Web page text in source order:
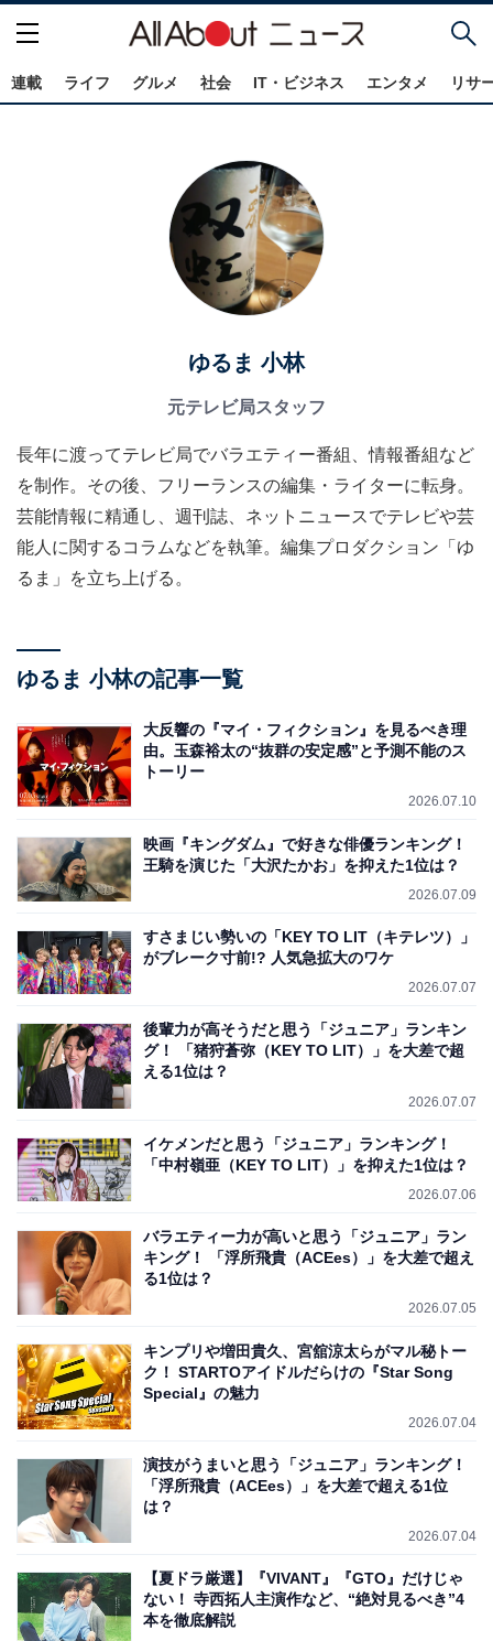
連載 ライフ グルメ 社会 IT・ビジネス エンタメ リサ
ゆるま 小林
元テレビ局スタッフ
長年に渡ってテレビ局でバラエティー番組、情報番組など
を制作。その後、フリーランスの編集・ライターに転身。
芸能情報に精通し、週刊誌、ネットニュースでテレビや芸
能人に関するコラムなどを執筆。編集プロダクション「ゆ
るま」を立ち上げる。
ゆるま 小林の記事一覧
大反響の『マイ・フィクション』を見るべき理
由。玉森裕太の“抜群の安定感”と予測不能のス
トーリー
2026.07.10
映画『キングダム』で好きな俳優ランキング！
王騎を演じた「大沢たかお」を抑えた1位は？
2026.07.09
すさまじい勢いの「KEY TO LIT（キテレツ）」
がブレーク寸前!? 人気急拡大のワケ
2026.07.07
後輩力が高そうだと思う「ジュニア」ランキン
グ！ 「猪狩蒼弥（KEY TO LIT）」を大差で超
える1位は？
2026.07.07
イケメンだと思う「ジュニア」ランキング！
「中村嶺亜（KEY TO LIT）」を抑えた1位は？
2026.07.06
バラエティー力が高いと思う「ジュニア」ラン
キング！ 「浮所飛貴（ACEes）」を大差で超え
る1位は？
2026.07.05
キンプリや増田貴久、宮舘涼太らがマル秘トー
ク！ STARTOアイドルだらけの『Star Song
Special』の魅力
2026.07.04
演技がうまいと思う「ジュニア」ランキング！
「浮所飛貴（ACEes）」を大差で超える1位
は？
2026.07.04
【夏ドラ厳選】『VIVANT』『GTO』だけじゃ
ない！ 寺西拓人主演作など、“絶対見るべき”4
本を徹底解説